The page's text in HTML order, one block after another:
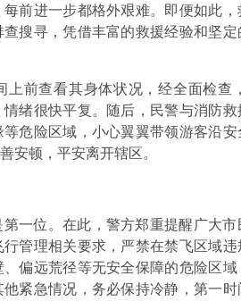
前进一步都格外艰难。即便如此
搜寻，凭借丰富的救援经验和坚
上前查看其身体状况，经全面检查
绪很快平复。随后，民警与消防
危险区域，小心翼翼带领游客沿
安顿，平安离开辖区。
一位。在此，警方郑重提醒广大
管理相关要求，严禁在禁飞区域
偏远荒径等无安全保障的危险区
紧急情况，务必保持冷静，第一